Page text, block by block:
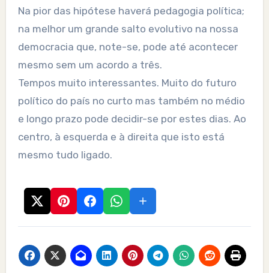
Na pior das hipótese haverá pedagogia política;
na melhor um grande salto evolutivo na nossa
democracia que, note-se, pode até acontecer
mesmo sem um acordo a três.
Tempos muito interessantes. Muito do futuro
político do país no curto mas também no médio
e longo prazo pode decidir-se por estes dias. Ao
centro, à esquerda e à direita que isto está
mesmo tudo ligado.